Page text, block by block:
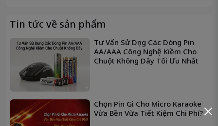
🔸
Mã pin
AA – LR6
🔸Loại pin
Pin kiềm Alkaline
🔸Điện áp
1.5V
lượng
~2.500mAh (tùy thiết bị)
Kích
thước
Đường kính: 14.5mm – Dài 50.5mm
🔸
Trọng
lượng
~23g / viên
Tin tức về sản phẩm
Tư Vấn Sử Dụng Các Dòng Pin
AA/AAA Công Nghệ Kiềm Cho
Chuột Không Dây Tối Ưu Nhất
Chọn Pin Gì Cho Micro Karaoke
Vừa Bền Vừa Tiết Kiệm Chi Phí?